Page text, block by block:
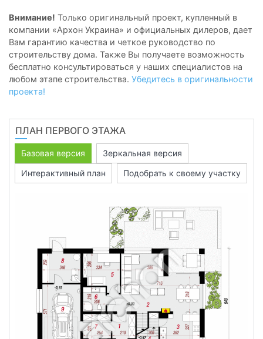
Внимание! Только оригинальный проект, купленный в
компании «Архон Украина» и официальных дилеров, дает
Вам гарантию качества и четкое руководство по
строительству дома. Также Вы получаете возможность
бесплатно консультироваться у наших специалистов на
любом этапе строительства. Убедитесь в оригинальности
проекта!
ПЛАН ПЕРВОГО ЭТАЖА
Базовая версия
Зеркальная версия
Интерактивный план
Подобрать к своему участку